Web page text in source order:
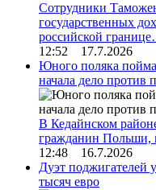
Сотрудники
государственных
российской
12:52 17.7.2026
Юного поляка
начала дело против
В Кедайнском
гражданин
12:48 16.7.2026
Дуэт поджигателей
тысяч евро